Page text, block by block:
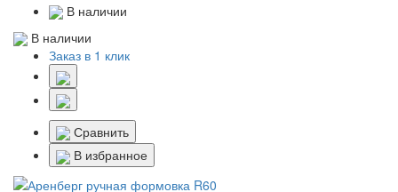
В наличии
В наличии
Заказ в 1 клик
Сравнить
В избранное